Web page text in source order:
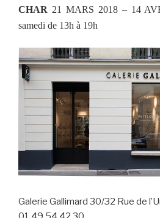
CHAR 21 MARS 2018 – 14
samedi de 13h à 19h
Galerie Gallimard 30/32 Rue de